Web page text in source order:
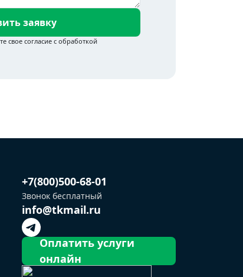
заявку
+7(800)500-68-01
Звонок бесплатный
info@tkmail.ru
Оплатить услуги
онлайн